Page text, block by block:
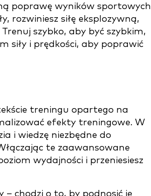
poprawę wyników
rozwiniesz siłę eksplozywną,
szybko, aby być szybkim,
siły i prędkości, aby poprawić
treningu opartego na
efekty treningowe. W
i wiedzę niezbędne do
te zaawansowane
wydajności i przeniesiesz
– chodzi o to, by podnosić je